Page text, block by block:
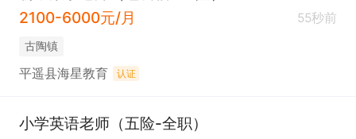
2100-6000元/月
55秒前
古陶镇
平遥县海星教育 认证
小学英语老师（五险-全职）